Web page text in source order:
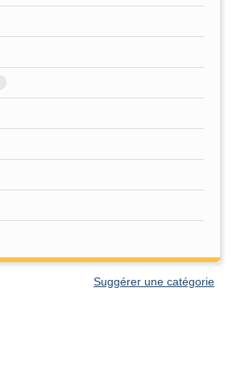
Suggérer une catégorie